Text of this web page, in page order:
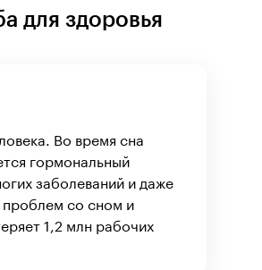
для здоровья
Во время сна
гормональный
заболеваний и даже
проблем со сном и
1,2 млн рабочих